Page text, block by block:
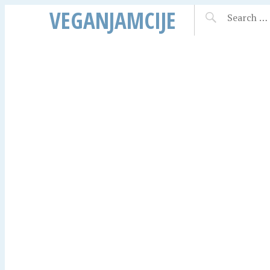
VEGANJAMCIJE